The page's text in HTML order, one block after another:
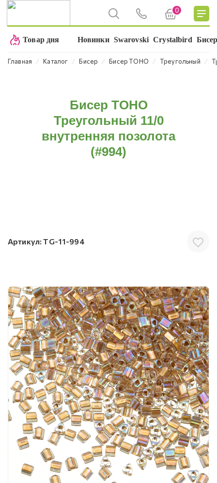
0
Товар дня Новинки Swarovski Crystalbird
Главная ⁄ Каталог ⁄ Бисер ⁄ Бисер TOHO ⁄ Треугольный ⁄
Бисер TOHO
Треугольный 11/0
внутренняя позолота
(#994)
Артикул: TG-11-994